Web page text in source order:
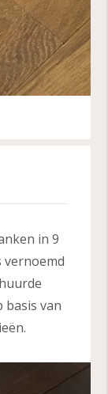
in 9
vernoemd
basis van